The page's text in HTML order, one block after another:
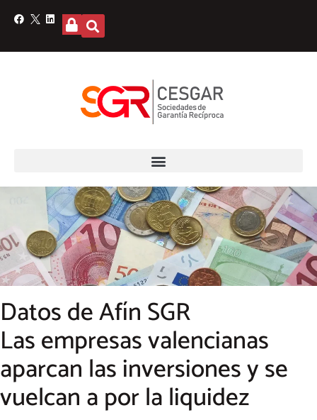
Datos de Afín SGR
Las empresas valencianas
aparcan las inversiones y se
vuelcan a por la liquidez